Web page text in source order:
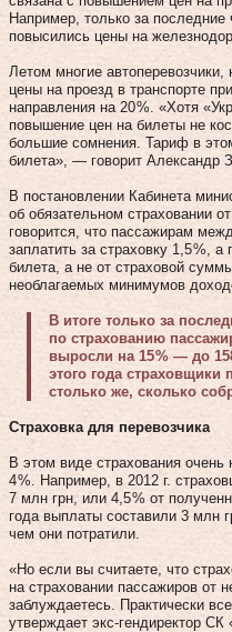
Например, только за последние
повысились цены на
Летом многие
цены на проезд в транспорте
направления на 20 %. «Хотя
повышение цен на билеты не
большие сомнения. Тариф в
билета», — говорит Александр
В постановлении Кабинета
об обязательном страховании
говорится, что пассажирам
заплатить за страховку 1,5 %,
билета, а не от страховой
необлагаемых минимумов
В итоге только за
по страхованию
выросли на 15 % — до
этого года
столько же, сколько
Страховка для перевозчика
В этом виде страхования
4 %. Например, в 2012 г.
7 млн грн, или 4,5 % от
года выплаты составили 3 млн
чем они потратили.
«Но если вы считаете, что
на страховании пассажиров от
заблуждаетесь. Практически
утверждает экс-гендиректор